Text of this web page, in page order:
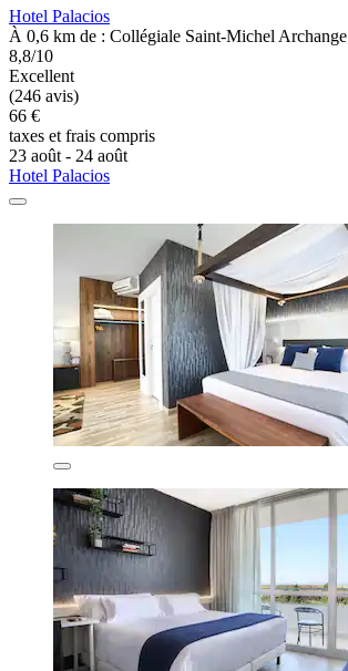
Hotel Palacios
À 0,6 km de : Collégiale Saint-Michel Archange
8,8/10
Excellent
(246 avis)
66 €
taxes et frais compris
23 août - 24 août
Hotel Palacios